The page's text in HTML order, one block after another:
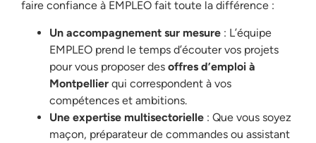
faire confiance à EMPLEO fait toute la différence :
Un accompagnement sur mesure : L’équipe
EMPLEO prend le temps d’écouter vos projets
pour vous proposer des offres d’emploi à
Montpellier qui correspondent à vos
compétences et ambitions.
Une expertise multisectorielle : Que vous soyez
maçon, préparateur de commandes ou assistant